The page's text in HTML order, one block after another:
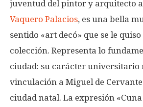
juventud del pintor y arquitecto
Vaquero Palacios, es una bella
sentido «art decó» que se le
colección. Representa lo
ciudad: su carácter universitario
vinculación a Miguel de
ciudad natal. La expresión